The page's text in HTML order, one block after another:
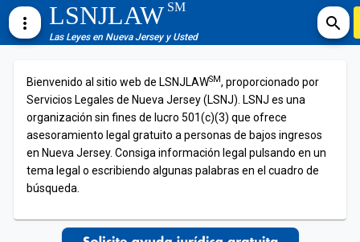
more_vert LSNJLAWSM
Las Leyes en Nueva Jersey y Usted
search
Bienvenido al sitio web de LSNJLAWSM, proporcionado por
Servicios Legales de Nueva Jersey (LSNJ). LSNJ es una
organización sin fines de lucro 501(c)(3) que ofrece
asesoramiento legal gratuito a personas de bajos ingresos
en Nueva Jersey. Consiga información legal pulsando en un
tema legal o escribiendo algunas palabras en el cuadro de
búsqueda.